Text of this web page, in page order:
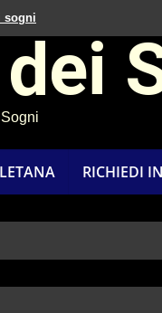
sogni
RICHIEDI